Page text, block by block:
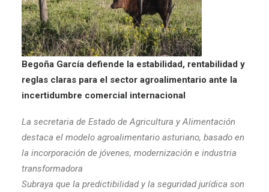
Begoña García defiende la estabilidad, rentabilidad y
reglas claras para el sector agroalimentario ante la
incertidumbre comercial internacional
La secretaria de Estado de Agricultura y Alimentación
destaca el modelo agroalimentario asturiano, basado en
la incorporación de jóvenes, modernización e industria
transformadora
Subraya que la predictibilidad y la seguridad jurídica son